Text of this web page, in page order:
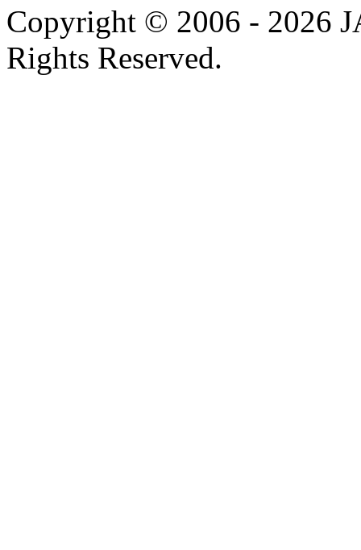
Copyright © 2006 - 2026
Rights Reserved.